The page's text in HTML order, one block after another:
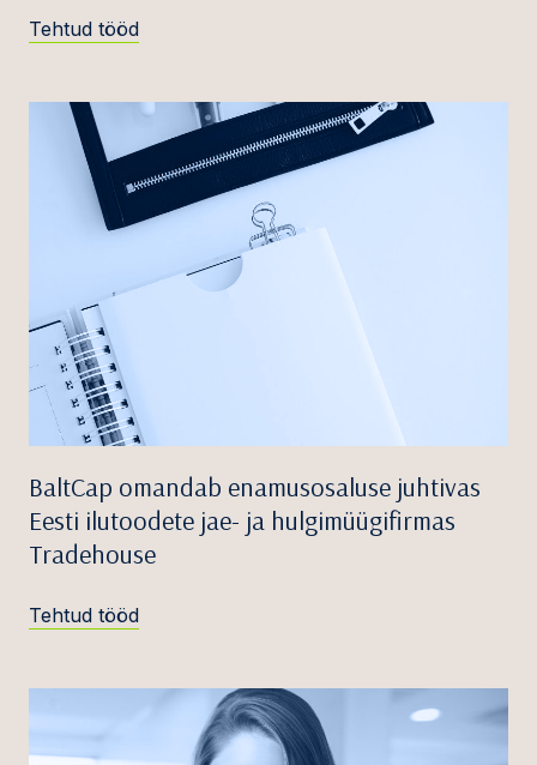
Tehtud tööd
BaltCap omandab enamusosaluse juhtivas
Eesti ilutoodete jae- ja hulgimüügifirmas
Tradehouse
Tehtud tööd